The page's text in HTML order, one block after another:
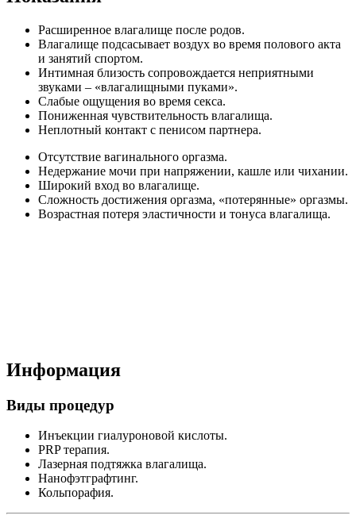
Расширенное влагалище после родов.
Влагалище подсасывает воздух во время полового акта
и занятий спортом.
Интимная близость сопровождается неприятными
звуками – «влагалищными пуками».
Слабые ощущения во время секса.
Пониженная чувствительность влагалища.
Неплотный контакт с пенисом партнера.
Отсутствие вагинального оргазма.
Недержание мочи при напряжении, кашле или чихании.
Широкий вход во влагалище.
Сложность достижения оргазма, «потерянные» оргазмы.
Возрастная потеря эластичности и тонуса влагалища.
Информация
Виды процедур
Инъекции гиалуроновой кислоты.
PRP терапия.
Лазерная подтяжка влагалища.
Нанофэтграфтинг.
Кольпорафия.